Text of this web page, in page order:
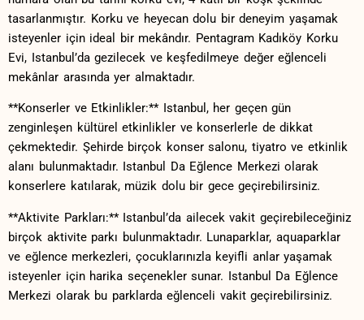
tasarlanmıştır. Korku ve heyecan dolu bir deneyim yaşamak
isteyenler için​ ideal bir mekândır. Pentagram Kadıköy ⁢Korku
Evi, Istanbul’da gezilecek ve keşfedilmeye değer eğlenceli
mekânlar⁣ arasında yer ‍almaktadır.
**Konserler ve Etkinlikler:** Istanbul, her geçen gün
zenginleşen‍ kültürel etkinlikler ve konserlerle de dikkat
çekmektedir.⁤ Şehirde birçok​ konser salonu, ​tiyatro ve etkinlik
⁣alanı bulunmaktadır. Istanbul Da Eğlence Merkezi olarak
‍konserlere⁢ katılarak, ⁢müzik dolu bir gece geçirebilirsiniz.
**Aktivite Parkları:** Istanbul’da ailecek vakit geçirebileceğiniz
birçok aktivite parkı ‌bulunmaktadır. Lunaparklar, aquaparklar
ve eğlence merkezleri, çocuklarınızla keyifli anlar yaşamak
isteyenler‌ için harika​ seçenekler sunar. Istanbul Da Eğlence
Merkezi olarak bu parklarda eğlenceli vakit geçirebilirsiniz.